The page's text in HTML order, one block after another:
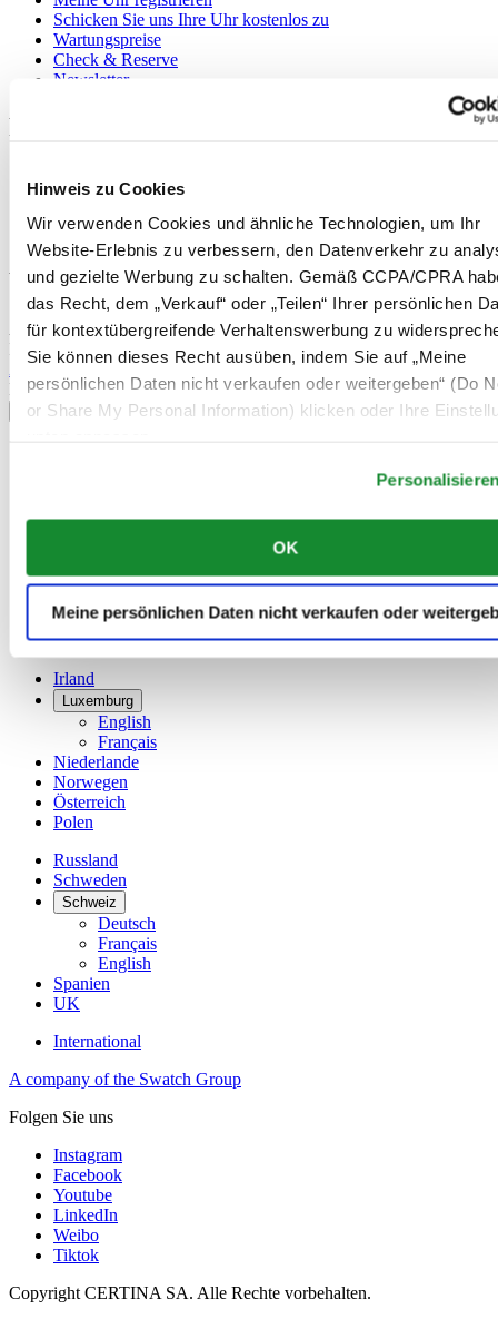
Hinweis zu Cookies
Wir verwenden Cookies und ähnliche Technologien, um Ihr
Website-Erlebnis zu verbessern, den Datenverkehr zu
und gezielte Werbung zu schalten. Gemäß CCPA/CPRA
das Recht, dem „Verkauf“ oder „Teilen“ Ihrer persönlichen
für kontextübergreifende Verhaltenswerbung zu
Sie können dieses Recht ausüben, indem Sie auf „Meine
persönlichen Daten nicht verkaufen oder weitergeben“ (Do
or Share My Personal Information) klicken oder Ihre
OK
Meine persönlichen Daten nicht verkaufen oder
Schicken Sie uns Ihre Uhr kostenlos zu
Wartungspreise
Check & Reserve
Newsletter
Rechtliches
Datenschutzerklärung
Hinweis zu Cookies
Verkaufsbedingungen und Konditionen
Willkommen im CERTINA Club
Abonnieren Sie unseren Newsletter und erhalten Sie exklusive
Information
Anmelden
Land/Region auswählen
Sprachumschalter
China
Dänemark
Finnland
France
Irland
Luxemburg
English
Français
Niederlande
Norwegen
Österreich
Polen
Russland
Schweden
Schweiz
Deutsch
Français
English
Spanien
UK
International
A company of the Swatch Group
Folgen Sie uns
Instagram
Facebook
Youtube
LinkedIn
Weibo
Tiktok
Copyright CERTINA SA. Alle Rechte vorbehalten.